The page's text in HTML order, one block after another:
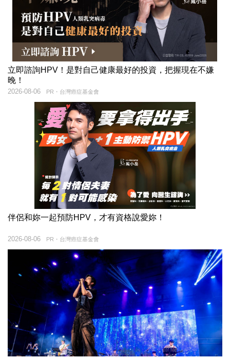
立即諮詢HPV！是對自己健康最好的投資，把握現在不嫌
晚！
PR・台灣癌症基金會
2026-08-06
伴侶和妳一起預防HPV，才有資格說愛妳！
PR・台灣癌症基金會
2026-08-06